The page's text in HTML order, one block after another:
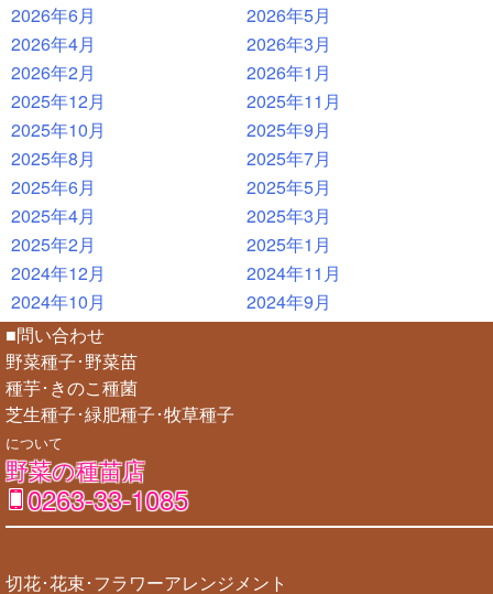
2026年6月
2026年5月
2026年4月
2026年3月
2026年2月
2026年1月
2025年12月
2025年11月
2025年10月
2025年9月
2025年8月
2025年7月
2025年6月
2025年5月
2025年4月
2025年3月
2025年2月
2025年1月
2024年12月
2024年11月
2024年10月
2024年9月
■問い合わせ
野菜種子･野菜苗
種芋･きのこ種菌
芝生種子･緑肥種子･牧草種子
について
野菜の種苗店
0263-33-1085
切花･花束･フラワーアレンジメント